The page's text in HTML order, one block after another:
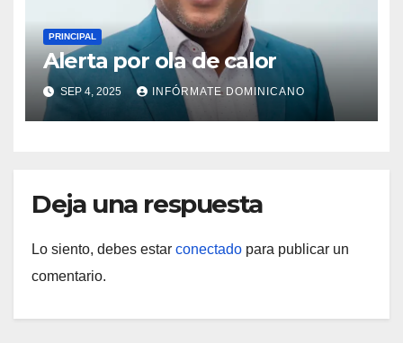
PRINCIPAL
Alerta por ola de calor
SEP 4, 2025 INFÓRMATE DOMINICANO
Deja una respuesta
Lo siento, debes estar conectado para publicar un
comentario.